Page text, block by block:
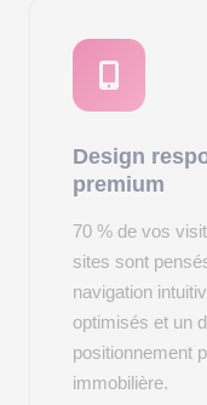
Design
premium
70 % de vos
sites sont
navigation
optimisés et un
positionnement
immobilière.